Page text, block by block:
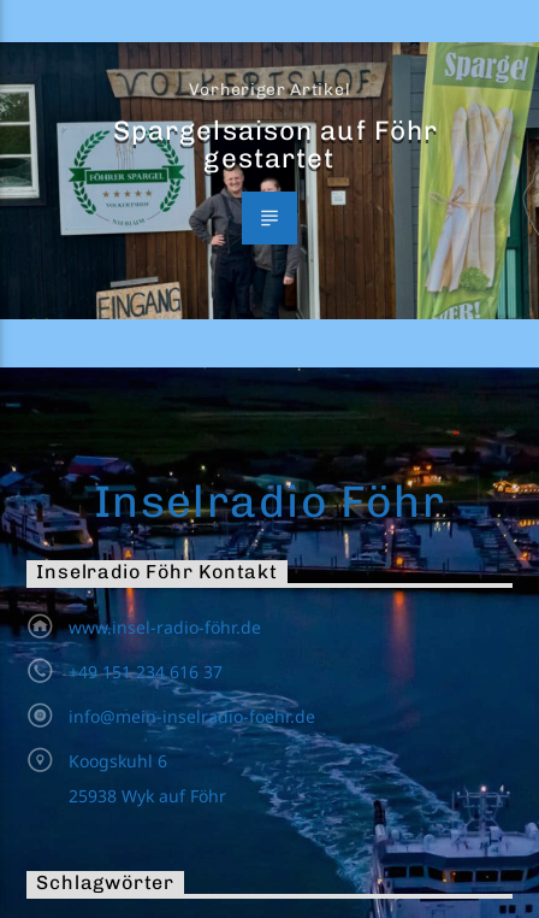
Vorheriger Artikel
Spargelsaison auf Föhr
gestartet
Inselradio Föhr
Inselradio Föhr Kontakt
www.insel-radio-föhr.de
+49 151 234 616 37
info@mein-inselradio-foehr.de
Koogskuhl 6
25938 Wyk auf Föhr
Schlagwörter